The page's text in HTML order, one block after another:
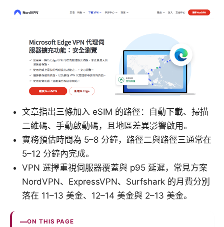
文章指出三條加入 eSIM 的路徑：自動下載、掃描
二維碼、手動啟動碼，且地區差異影響啟用。
實務預估時間為 5–8 分鐘，路徑二與路徑三通常在
5–12 分鐘內完成。
VPN 選擇重視伺服器覆蓋與 p95 延遲，常見方案
NordVPN、ExpressVPN、Surfshark 的月費分別
落在 11–13 美金、12–14 美金與 2–13 美金。
ON THIS PAGE